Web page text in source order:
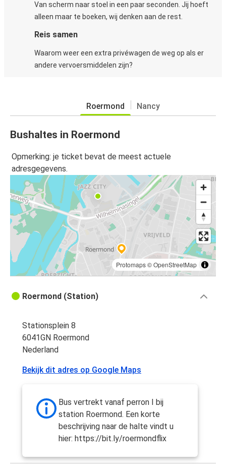
Van scherm naar stoel in een paar seconden. Jij hoeft
alleen maar te boeken, wij denken aan de rest.
Reis samen
Waarom weer een extra privéwagen de weg op als er
andere vervoersmiddelen zijn?
Roermond Nancy
Bushaltes in Roermond
Opmerking: je ticket bevat de meest actuele
adresgegevens.
Protomaps©OpenStreetMap
Roermond (Station)
Stationsplein 8
6041GN Roermond
Nederland
Bekijk dit adres op Google Maps
Bus vertrekt vanaf perron I bij
station Roermond. Een korte
beschrijving naar de halte vindt u
hier: https://bit.ly/roermondflix